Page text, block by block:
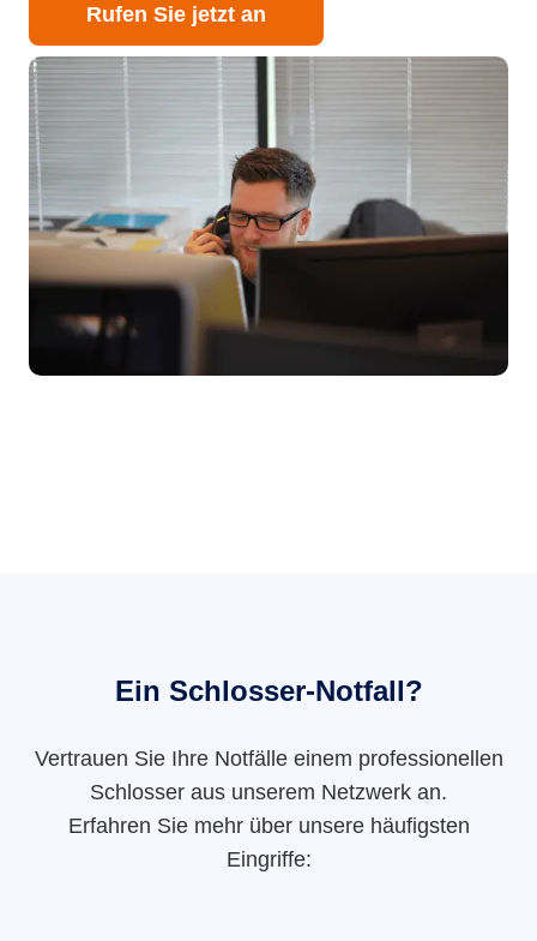
Rufen Sie jetzt an
Ein Schlosser-Notfall?
Vertrauen Sie Ihre Notfälle einem professionellen
Schlosser aus unserem Netzwerk an.
Erfahren Sie mehr über unsere häufigsten
Eingriffe: